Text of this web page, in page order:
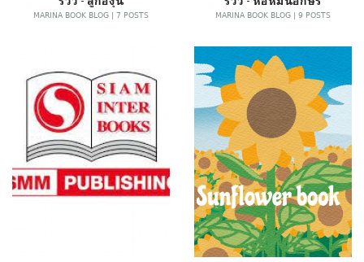
MARINA BOOK BLOG | 7 POSTS MARINA BOOK BLOG | 9 POSTS